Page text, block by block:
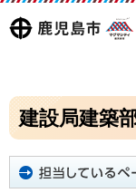
鹿児島
マグ
マシ
島市
建設局建築